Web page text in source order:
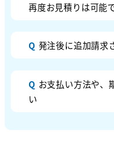
再度お見積りは可能
Q 発注後に追加請求
Q お支払い方法や、
い